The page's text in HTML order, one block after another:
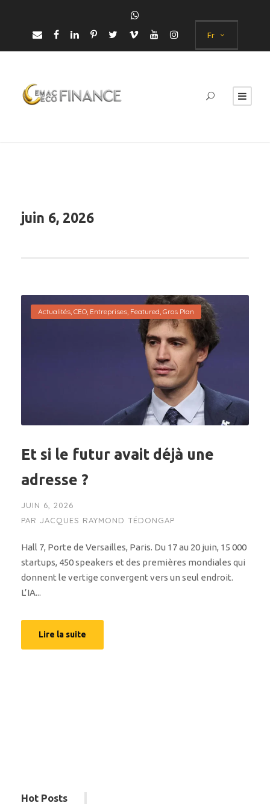
Fr
juin 6, 2026
Actualités, CEO, Entreprises, Featured, Gros Plan
Et si le futur avait déjà une
adresse ?
JUIN 6, 2026
PAR JACQUES RAYMOND TÉDONGAP
Hall 7, Porte de Versailles, Paris. Du 17 au 20 juin, 15 000
startups, 450 speakers et des premières mondiales qui
donnent le vertige convergent vers un seul endroit.
L’IA...
Lire la suite
Hot Posts